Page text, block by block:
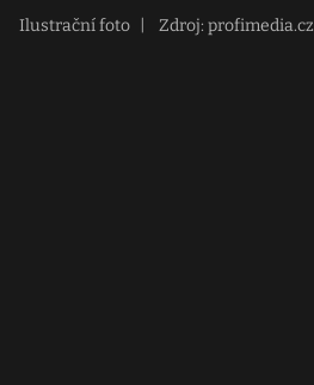
Ilustrační foto Zdroj: profimedia.cz